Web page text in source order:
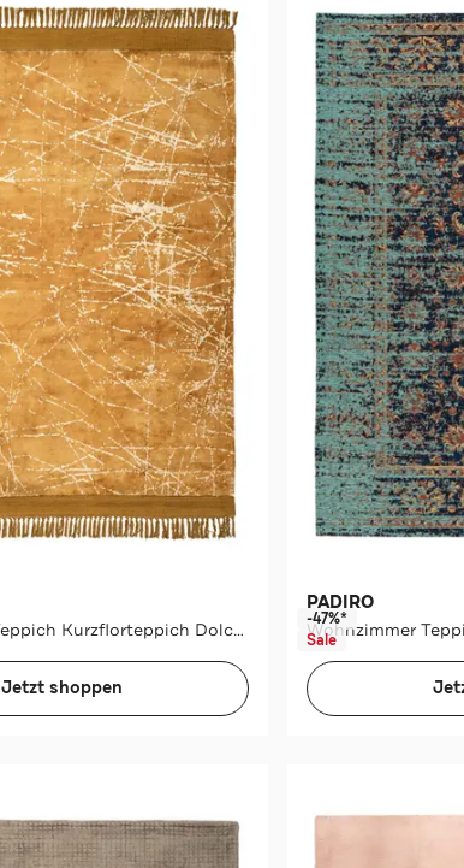
Wohnzimmer Teppich Kurzflorteppich Dolce Vita 225
Jetzt shoppen
PADIRO
-47%*
Sale